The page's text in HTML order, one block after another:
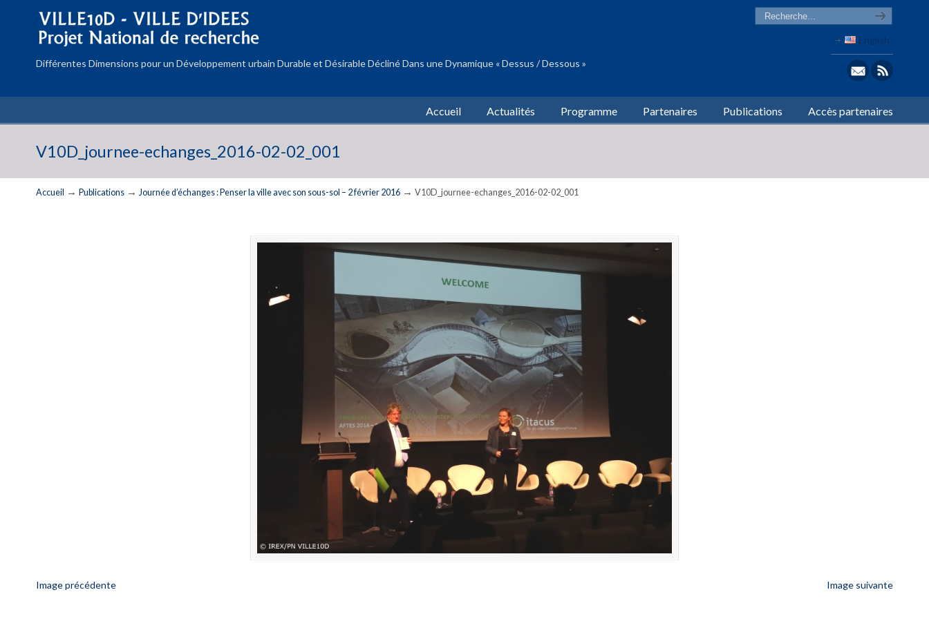
Différentes Dimensions pour un Développement urbain Durable et Désirable Décliné Dans une Dynamique « Dessus / Dessous »
English
Accueil Actualités Programme Partenaires Publications Accès partenaires
V10D_journee-echanges_2016-02-02_001
Accueil → Publications → Journée d’échanges : Penser la ville avec son sous-sol – 2 février 2016 → V10D_journee-echanges_2016-02-02_001
Image précédente Image suivante